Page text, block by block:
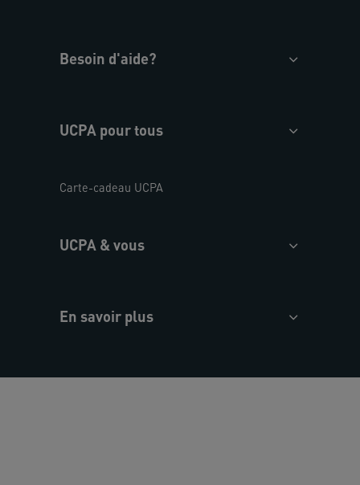
Besoin d'aide?
UCPA pour tous
Carte-cadeau UCPA
UCPA & vous
En savoir plus